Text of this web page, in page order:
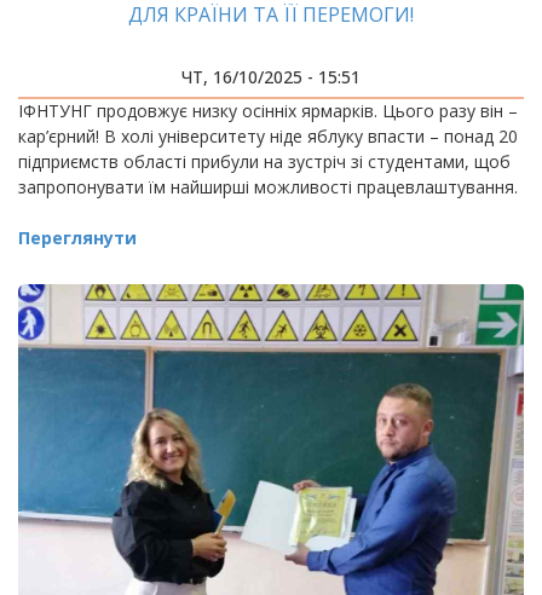
ДЛЯ КРАЇНИ ТА ЇЇ ПЕРЕМОГИ!
ЧТ, 16/10/2025 - 15:51
ІФНТУНГ продовжує низку осінніх ярмарків. Цього разу він –
кар’єрний! В холі університету ніде яблуку впасти – понад 20
підприємств області прибули на зустріч зі студентами, щоб
запропонувати їм найширші можливості працевлаштування.
Переглянути